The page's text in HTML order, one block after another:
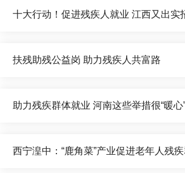
十大行动！促进残疾人就业 江西又出实
扶残助残公益岗 助力残疾人共富路
助力残疾群体就业 河南这些举措很“暖心
西宁湟中：“鹿角菜”产业促进老年人残